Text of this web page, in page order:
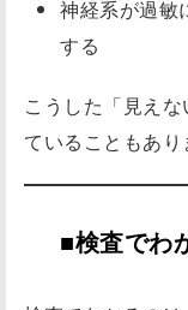
神経系が過敏
する
こうした「見え
ていることもあり
■検査でわ